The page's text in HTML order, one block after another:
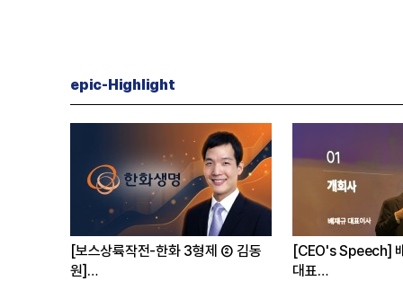
epic-Highlight
[Epic Why] 네이버
엔비디아 투자 받은 진짜 이유는
[심층분석] 한화
항공엔진 국산화